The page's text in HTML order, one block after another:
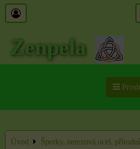
Zenpela
Úvod
Šperky, nerezová ocel,